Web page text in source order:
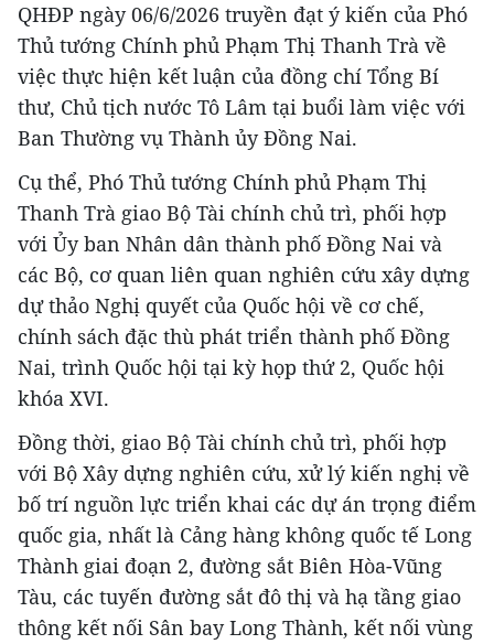
QHĐP ngày 06/6/2026 truyền đạt ý kiến của Phó
Thủ tướng Chính phủ Phạm Thị Thanh Trà về
việc thực hiện kết luận của đồng chí Tổng Bí
thư, Chủ tịch nước Tô Lâm tại buổi làm việc với
Ban Thường vụ Thành ủy Đồng Nai.
Cụ thể, Phó Thủ tướng Chính phủ Phạm Thị
Thanh Trà giao Bộ Tài chính chủ trì, phối hợp
với Ủy ban Nhân dân thành phố Đồng Nai và
các Bộ, cơ quan liên quan nghiên cứu xây dựng
dự thảo Nghị quyết của Quốc hội về cơ chế,
chính sách đặc thù phát triển thành phố Đồng
Nai, trình Quốc hội tại kỳ họp thứ 2, Quốc hội
khóa XVI.
Đồng thời, giao Bộ Tài chính chủ trì, phối hợp
với Bộ Xây dựng nghiên cứu, xử lý kiến nghị về
bố trí nguồn lực triển khai các dự án trọng điểm
quốc gia, nhất là Cảng hàng không quốc tế Long
Thành giai đoạn 2, đường sắt Biên Hòa-Vũng
Tàu, các tuyến đường sắt đô thị và hạ tầng giao
thông kết nối Sân bay Long Thành, kết nối vùng